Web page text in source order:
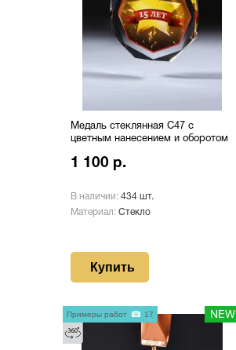
Медаль стеклянная C47 с
цветным нанесением и оборотом
1 100 р.
В наличии: 434 шт.
Материал: Стекло
Купить
NEW
Примеры работ 17